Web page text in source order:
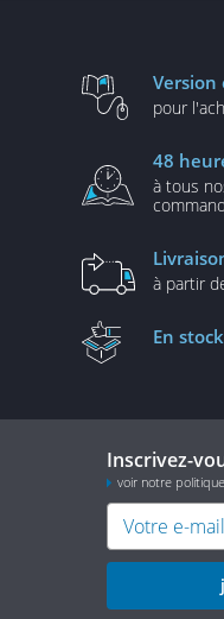
Version
pour
48
à tous
à partir
En stock
Inscrivez-
voir notre